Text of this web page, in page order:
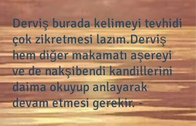
Derviş burada kelimeyi tevhidi
çok zikretmesi lazım.Derviş
hem diğer makamatı aşereyi
ve de nakşibendi kandillerini
daima okuyup anlayarak
devam etmesi gerekir. -